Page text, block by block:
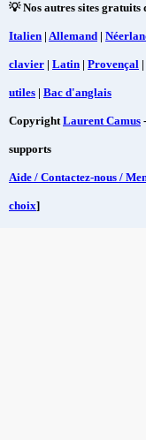
💡 Nos autres sites gratuits
Italien | Allemand |
clavier | Latin | Provençal |
utiles | Bac d'anglais
CopyrightLaurent Camus
supports
Aide / Contactez-nous /
choix]